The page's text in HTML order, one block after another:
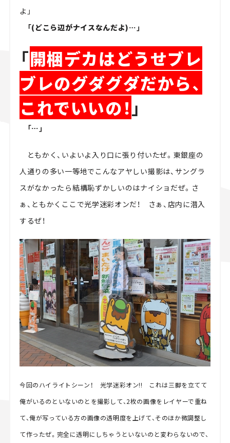
よ」
「(どこら辺がナイスなんだよ)…」
「開梱デカはどうせブレ
ブレのグダグダだから、
これでいいの！ 」
「…」
ともかく、いよいよ入り口に張り付いたぜ。東銀座の
人通りの多い一等地でこんなアヤしい撮影は、サングラ
スがなかったら結構恥ずかしいのはナイショだぜ。さ
ぁ、ともかくここで光学迷彩オンだ！ さぁ、店内に潜入
するぜ！
今回のハイライトシーン！ 光学迷彩オン!! これは三脚を立てて
俺がいるのといないのとを撮影して、2枚の画像をレイヤーで重ね
て、俺が写っている方の画像の透明度を上げて、そのほか微調整し
て作ったぜ。完全に透明にしちゃうといないのと変わらないので、